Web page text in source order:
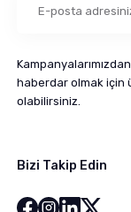
haberdar olmak için
olabilirsiniz.
Bizi Takip Edin